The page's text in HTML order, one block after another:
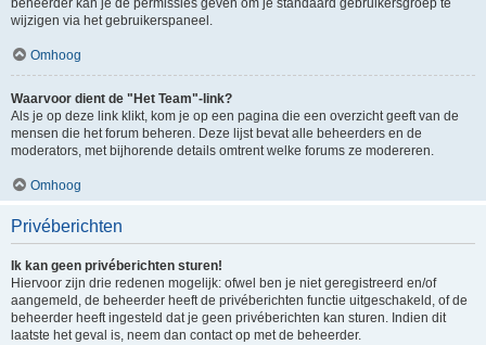
beheerder kan je de permissies geven om je standaard gebruikersgroep te
wijzigen via het gebruikerspaneel.
Omhoog
Waarvoor dient de "Het Team"-link?
Als je op deze link klikt, kom je op een pagina die een overzicht geeft van de
mensen die het forum beheren. Deze lijst bevat alle beheerders en de
moderators, met bijhorende details omtrent welke forums ze modereren.
Omhoog
Privéberichten
Ik kan geen privéberichten sturen!
Hiervoor zijn drie redenen mogelijk: ofwel ben je niet geregistreerd en/of
aangemeld, de beheerder heeft de privéberichten functie uitgeschakeld, of de
beheerder heeft ingesteld dat je geen privéberichten kan sturen. Indien dit
laatste het geval is, neem dan contact op met de beheerder.